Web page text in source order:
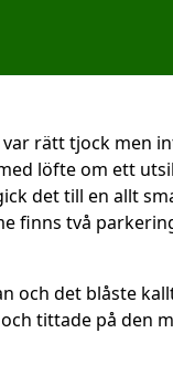
rätt tjock men
löfte om ett
det till en allt
finns två
och det blåste
tittade på den